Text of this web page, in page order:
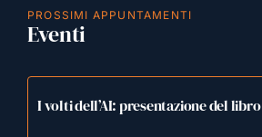
PROSSIMI APPUNTAMENTI
Eventi
I volti dell’AI: presentazione del libro